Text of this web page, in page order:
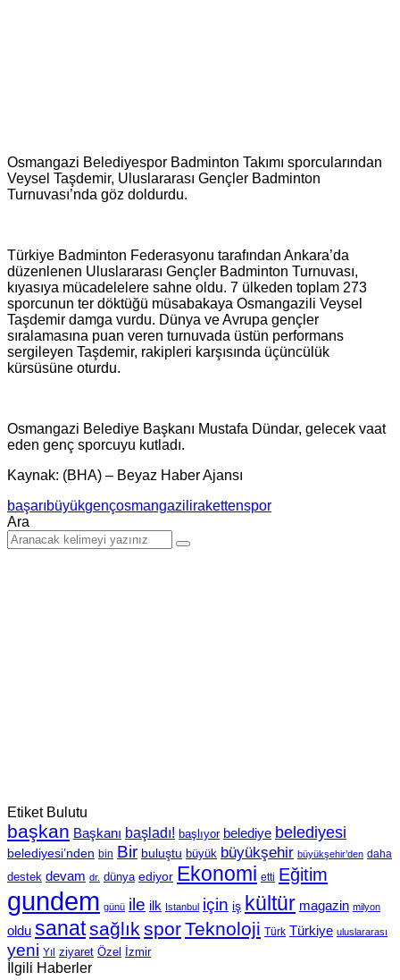
Osmangazi Belediyespor Badminton Takımı sporcularından
Veysel Taşdemir, Uluslararası Gençler Badminton
Turnuvası’nda göz doldurdu.
Türkiye Badminton Federasyonu tarafından Ankara’da
düzenlenen Uluslararası Gençler Badminton Turnuvası,
kıyasıya mücadelelere sahne oldu. 7 ülkeden toplam 273
sporcunun ter döktüğü müsabakaya Osmangazili Veysel
Taşdemir damga vurdu. Dünya ve Avrupa gençler
sıralamasına puan veren turnuvada üstün performans
sergileyen Taşdemir, rakipleri karşısında üçüncülük
kürsüsüne oturdu.
Osmangazi Belediye Başkanı Mustafa Dündar, gelecek vaat
eden genç sporcuyu kutladı.
Kaynak: (BHA) – Beyaz Haber Ajansı
başarıbüyükgençosmangazilirakettenspor
Ara
Etiket Bulutu
başkan Başkanı başladı! başlıyor belediye belediyesi
belediyesi’nden bin Bir buluştu büyük büyükşehir büyükşehir’den daha
destek devam dr. dünya ediyor Ekonomi etti Eğitim
gundem günü ile ilk Istanbul için iş kültür magazin milyon
oldu sanatsağlık sporTeknoloji Türk Türkiye uluslararası
yeni Yıl ziyaret Özel İzmir
İlgili Haberler